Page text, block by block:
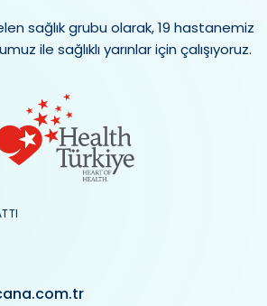
sağlık grubu olarak, 19 hastanemiz
ile sağlıklı yarınlar için çalışıyoruz.